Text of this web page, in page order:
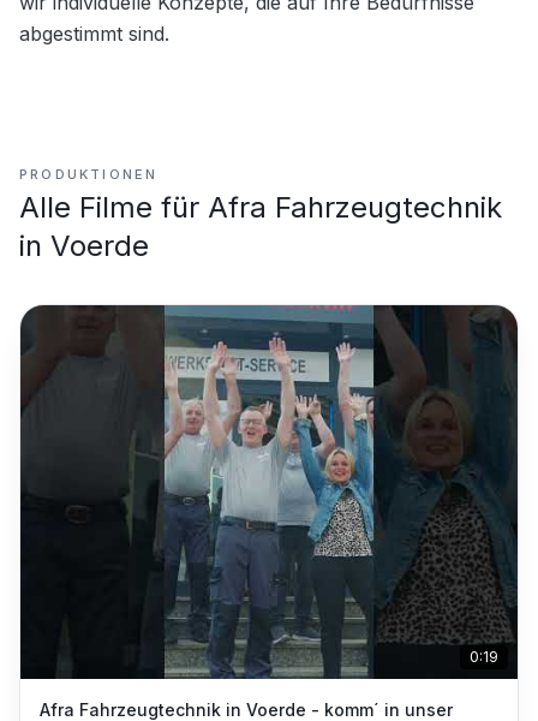
abgestimmt sind.
PRODUKTIONEN
Alle Filme für Afra Fahrzeugtechnik
in Voerde
0:19
Afra Fahrzeugtechnik in Voerde - komm´ in unser